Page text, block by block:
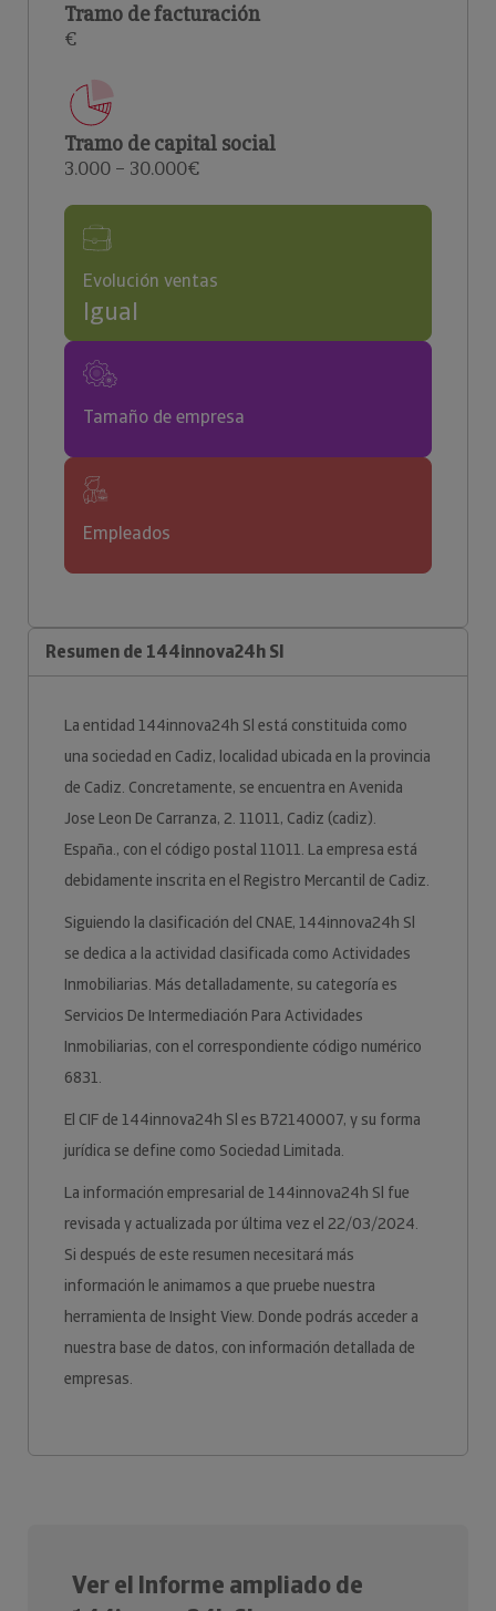
Tramo de facturación
€
Tramo de capital social
3.000 – 30.000€
Evolución ventas
Igual
Tamaño de empresa
Empleados
Resumen de 144innova24h Sl
La entidad 144innova24h Sl está constituida como
una sociedad en Cadiz, localidad ubicada en la provincia
de Cadiz. Concretamente, se encuentra en Avenida
Jose Leon De Carranza, 2. 11011, Cadiz (cadiz).
España., con el código postal 11011. La empresa está
debidamente inscrita en el Registro Mercantil de Cadiz.
Siguiendo la clasificación del CNAE, 144innova24h Sl
se dedica a la actividad clasificada como Actividades
Inmobiliarias. Más detalladamente, su categoría es
Servicios De Intermediación Para Actividades
Inmobiliarias, con el correspondiente código numérico
6831.
El CIF de 144innova24h Sl es B72140007, y su forma
jurídica se define como Sociedad Limitada.
La información empresarial de 144innova24h Sl fue
revisada y actualizada por última vez el 22/03/2024.
Si después de este resumen necesitará más
información le animamos a que pruebe nuestra
herramienta de Insight View. Donde podrás acceder a
nuestra base de datos, con información detallada de
empresas.
Ver el Informe ampliado de